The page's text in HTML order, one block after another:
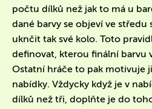
počtu dílků než jak to má u
dané barvy se objeví ve středu
uknčit tak své kolo. Toto
definovat, kterou finální barvu
Ostatní hráče to pak motivuje
nabídky. Vždycky když je v
dílků než tři, doplňte je do